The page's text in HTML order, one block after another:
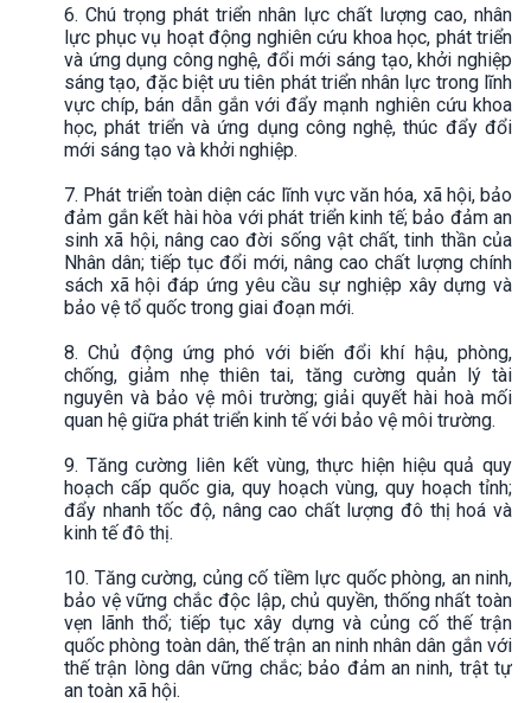
6. Chú trọng phát triển nhân lực chất lượng cao, nhân
lực phục vụ hoạt động nghiên cứu khoa học, phát triển
và ứng dụng công nghệ, đổi mới sáng tạo, khởi nghiệp
sáng tạo, đặc biệt ưu tiên phát triển nhân lực trong lĩnh
vực chíp, bán dẫn gắn với đẩy mạnh nghiên cứu khoa
học, phát triển và ứng dụng công nghệ, thúc đẩy đổi
mới sáng tạo và khởi nghiệp.
7. Phát triển toàn diện các lĩnh vực văn hóa, xã hội, bảo
đảm gắn kết hài hòa với phát triển kinh tế; bảo đảm an
sinh xã hội, nâng cao đời sống vật chất, tinh thần của
Nhân dân; tiếp tục đổi mới, nâng cao chất lượng chính
sách xã hội đáp ứng yêu cầu sự nghiệp xây dựng và
bảo vệ tổ quốc trong giai đoạn mới.
8. Chủ động ứng phó với biến đổi khí hậu, phòng,
chống, giảm nhẹ thiên tai, tăng cường quản lý tài
nguyên và bảo vệ môi trường; giải quyết hài hoà mối
quan hệ giữa phát triển kinh tế với bảo vệ môi trường.
9. Tăng cường liên kết vùng, thực hiện hiệu quả quy
hoạch cấp quốc gia, quy hoạch vùng, quy hoạch tỉnh;
đẩy nhanh tốc độ, nâng cao chất lượng đô thị hoá và
kinh tế đô thị.
10. Tăng cường, củng cố tiềm lực quốc phòng, an ninh,
bảo vệ vững chắc độc lập, chủ quyền, thống nhất toàn
vẹn lãnh thổ; tiếp tục xây dựng và củng cố thế trận
quốc phòng toàn dân, thế trận an ninh nhân dân gắn với
thế trận lòng dân vững chắc; bảo đảm an ninh, trật tự
an toàn xã hội.